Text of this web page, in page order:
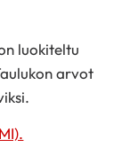
luokiteltu
arvot